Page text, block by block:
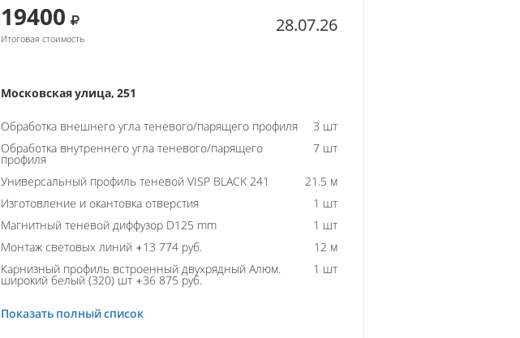
19400
Итоговая стоимость
28.07.26
Московская улица, 251
Обработка внешнего угла теневого/парящего профиля
3 шт
Обработка внутреннего угла теневого/парящего
профиля
7 шт
Универсальный профиль теневой VISP BLACK 241
21.5 м
Изготовление и окантовка отверстия
1 шт
Магнитный теневой диффузор D125 mm
1 шт
Монтаж световых линий +13 774 руб.
12 м
Карнизный профиль встроенный двухрядный Алюм.
широкий белый (320) шт +36 875 руб.
1 шт
Показать полный список